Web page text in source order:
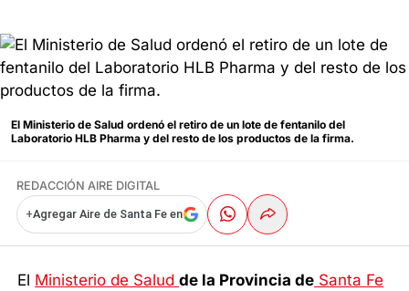
El Ministerio de Salud ordenó el retiro de un lote de fentanilo del
Laboratorio HLB Pharma y del resto de los productos de la firma.
REDACCIÓN AIRE DIGITAL
+Agregar Aire de Santa Fe en
El Ministerio de Saludde la Provincia de Santa Fe